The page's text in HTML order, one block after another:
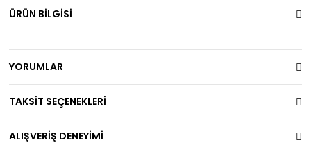
ÜRÜN BİLGİSİ
YORUMLAR
TAKSİT SEÇENEKLERİ
ALIŞVERİŞ DENEYİMİ